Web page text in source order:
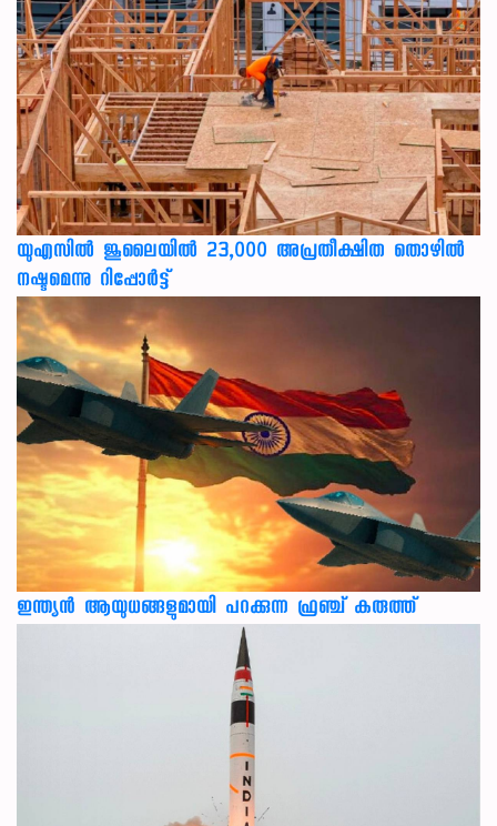
യുഎസില്‍ ജൂലൈയില്‍ 23,000 അപ്രതീക്ഷിത തൊഴില്‍
നഷ്ടമെന്നു റിപ്പോര്‍ട്ട്
ഇന്ത്യൻ ആയുധങ്ങളുമായി പറക്കുന്ന ഫ്രഞ്ച് കരുത്ത്